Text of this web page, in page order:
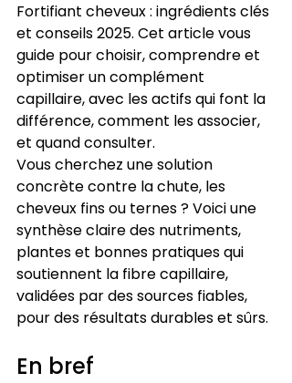
Fortifiant cheveux : ingrédients clés
et conseils 2025. Cet article vous
guide pour choisir, comprendre et
optimiser un complément
capillaire, avec les actifs qui font la
différence, comment les associer,
et quand consulter.
Vous cherchez une solution
concrète contre la chute, les
cheveux fins ou ternes ? Voici une
synthèse claire des nutriments,
plantes et bonnes pratiques qui
soutiennent la fibre capillaire,
validées par des sources fiables,
pour des résultats durables et sûrs.
En bref